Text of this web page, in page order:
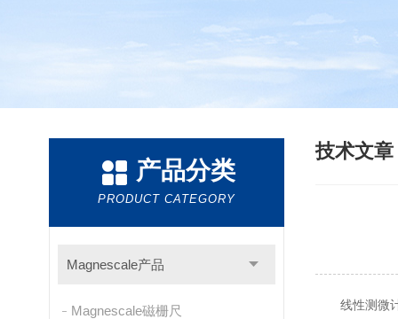
产品分类
PRODUCT CATEGORY
Magnescale产品
Magnescale磁栅尺
技术文章
线性测微计